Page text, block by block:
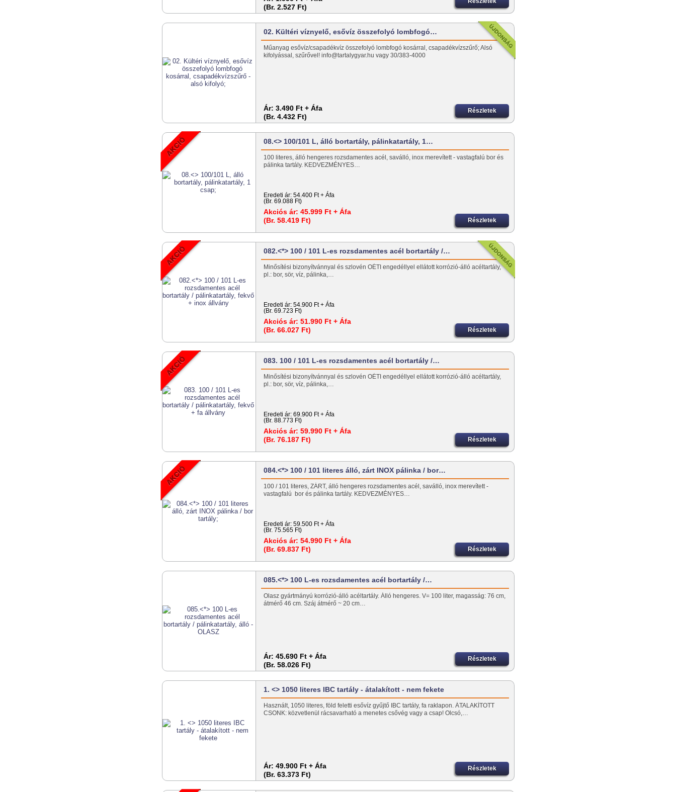
(Br. 2.527 Ft)
02. Kültéri víznyelő, esővíz összefolyó lombfogó…
Műanyag esővíz/csapadékvíz összefolyó lombfogó kosárral, csapadékvízszűrő; Alsó
kifolyással, szűrővel! info@tartalygyar.hu vagy 30/383-4000
Ár: 3.490 Ft + Áfa
(Br. 4.432 Ft)
Részletek
08.<> 100/101 L, álló bortartály, pálinkatartály, 1…
100 literes, álló hengeres rozsdamentes acél, saválló, inox merevített - vastagfalú bor és
pálinka tartály. KEDVEZMÉNYES…
Eredeti ár: 54.400 Ft + Áfa
(Br. 69.088 Ft)
Akciós ár: 45.999 Ft + Áfa
(Br. 58.419 Ft)
Részletek
082.<*> 100 / 101 L-es rozsdamentes acél bortartály /…
Minősítési bizonyítvánnyal és szlovén OÉTI engedéllyel ellátott korrózió-álló acéltartály,
pl.: bor, sör, víz, pálinka,…
Eredeti ár: 54.900 Ft + Áfa
(Br. 69.723 Ft)
Akciós ár: 51.990 Ft + Áfa
(Br. 66.027 Ft)
Részletek
083. 100 / 101 L-es rozsdamentes acél bortartály /…
Minősítési bizonyítvánnyal és szlovén OÉTI engedéllyel ellátott korrózió-álló acéltartály,
pl.: bor, sör, víz, pálinka,…
Eredeti ár: 69.900 Ft + Áfa
(Br. 88.773 Ft)
Akciós ár: 59.990 Ft + Áfa
(Br. 76.187 Ft)
Részletek
084.<*> 100 / 101 literes álló, zárt INOX pálinka / bor…
100 / 101 literes, ZÁRT, álló hengeres rozsdamentes acél, saválló, inox merevített -
vastagfalú bor és pálinka tartály. KEDVEZMÉNYES…
Eredeti ár: 59.500 Ft + Áfa
(Br. 75.565 Ft)
Akciós ár: 54.990 Ft + Áfa
(Br. 69.837 Ft)
Részletek
085.<*> 100 L-es rozsdamentes acél bortartály /…
Olasz gyártmányú korrózió-álló acéltartály. Álló hengeres. V= 100 liter, magasság: 76 cm,
átmérő 46 cm. Száj átmérő ~ 20 cm…
Ár: 45.690 Ft + Áfa
(Br. 58.026 Ft)
Részletek
1. <> 1050 literes IBC tartály - átalakított - nem fekete
Használt, 1050 literes, föld feletti esővíz gyűjtő IBC tartály, fa raklapon. ÁTALAKÍTOTT
CSONK: közvetlenül rácsavarható a menetes csővég vagy a csap! Olcsó,…
Ár: 49.900 Ft + Áfa
(Br. 63.373 Ft)
Részletek